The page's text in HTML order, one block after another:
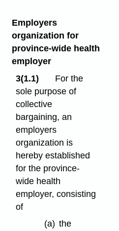
Employers
organization for
province-wide health
employer
3(1.1)
For the
sole purpose of
collective
bargaining, an
employers
organization is
hereby established
for the province-
wide health
employer, consisting
of
(a) the